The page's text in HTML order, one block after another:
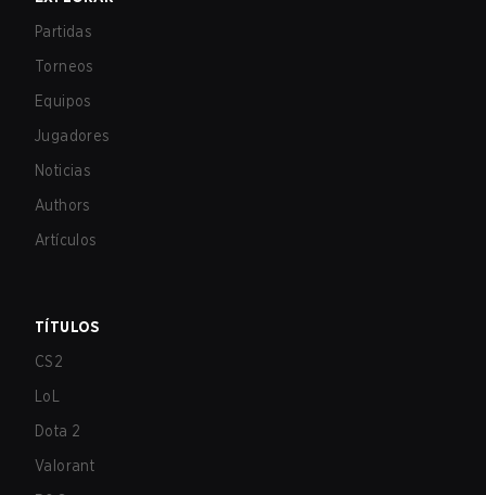
Partidas
Torneos
Equipos
Jugadores
Noticias
Authors
Artículos
TÍTULOS
CS2
LoL
Dota 2
Valorant